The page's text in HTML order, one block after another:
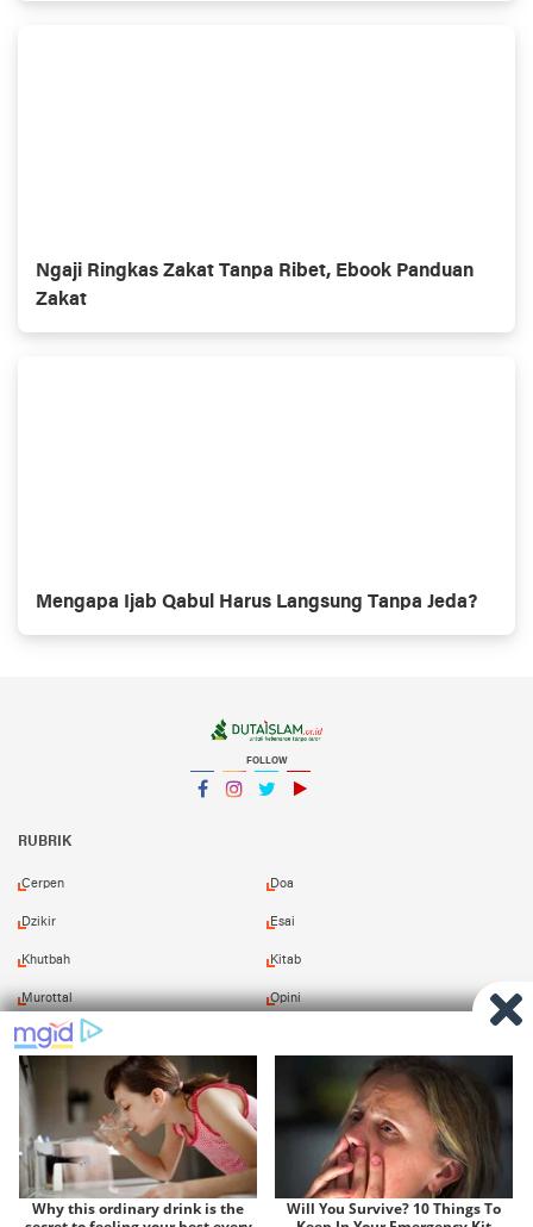
Ngaji Ringkas Zakat Tanpa Ribet, Ebook Panduan
Zakat
Mengapa Ijab Qabul Harus Langsung Tanpa Jeda?
FOLLOW
RUBRIK
Cerpen Doa
Dzikir Esai
Khutbah Kitab
Murottal Opini
Puisi
Shalawat
Redaksi Pasang Iklan
Kirim Naskah Download Kitab
Copyright © 2026 Duta Islam